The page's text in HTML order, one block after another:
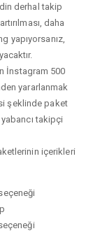
derhal takip
daha
yapıyorsanız,
İnstagram 500
yararlanmak
şeklinde paket
yabancı takipçi
içerikleri